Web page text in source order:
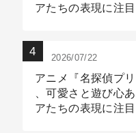
アたちの表現に注
2026/07/22
アニメ『名探偵プ
、可愛さと遊び心
アたちの表現に注